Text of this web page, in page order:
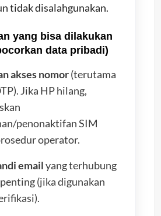
tidak disalahgunakan.
yang bisa dilakukan
data pribadi)
akses nomor(terutama
Jika HP hilang,
penonaktifan SIM
operator.
emailyang terhubung
(jika digunakan